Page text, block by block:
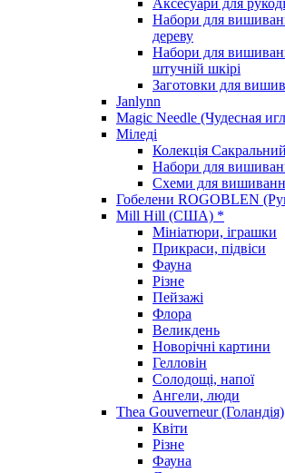
Набори для
дереву
Набори для
штучній шкірі
Заготовки для
Janlynn
Magic Needle (Чудесная
Міледі
Колекція
Набори для
Схеми для
Гобелени ROGOBLEN
Mill Hill (США) *
Мініатюри, іграшки
Прикраси, підвіси
Фауна
Різне
Пейзажі
Флора
Великдень
Новорічні картини
Гелловін
Солодощі, напої
Ангели, люди
Thea Gouverneur (Голандія)
Квіти
Різне
Фауна